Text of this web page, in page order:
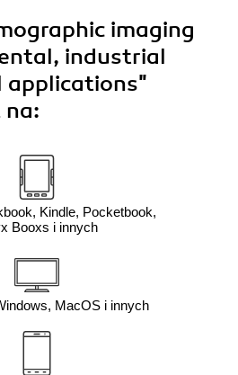
imaging
industrial
applications"
na:
Kindle, Pocketbook,
Booxs i innych
MacOS i innych